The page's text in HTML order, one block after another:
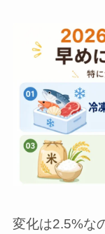
変化は2.5%な